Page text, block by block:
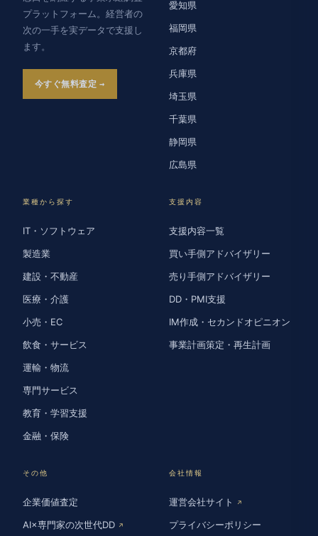
プラットフォーム。経営者の
次の一手を実データで支援し
ます。
今すぐ無料査定
愛知県
福岡県
京都府
兵庫県
埼玉県
千葉県
静岡県
広島県
業種から探す
IT・ソフトウェア
製造業
建設・不動産
医療・介護
小売・EC
飲食・サービス
運輸・物流
専門サービス
教育・学習支援
金融・保険
支援内容
支援内容一覧
買い手側アドバイザリー
売り手側アドバイザリー
DD・PMI支援
IM作成・セカンドオピニオン
事業計画策定・再生計画
その他
企業価値査定
AI×専門家の次世代DD ↗
会社情報
運営会社サイト ↗
プライバシーポリシー